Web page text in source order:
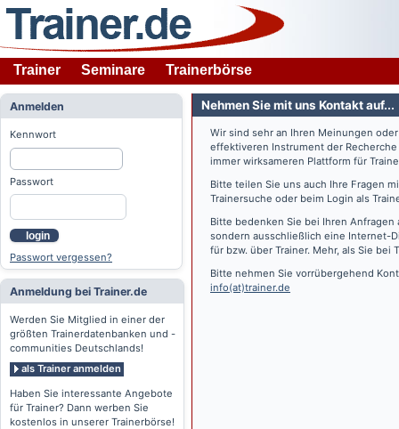
Trainer Seminare Trainerbörse
Anmelden
Kennwort
Passwort
login
Passwort vergessen?
Anmeldung bei Trainer.de
Werden Sie Mitglied in einer der
größten Trainerdatenbanken und -
communities Deutschlands!
als Trainer anmelden
Haben Sie interessante Angebote
für Trainer? Dann werben Sie
kostenlos in unserer Trainerbörse!
Nehmen Sie mit uns Kontakt auf...
Wir sind sehr an Ihren Meinungen
effektiveren Instrument der
immer wirksameren Plattform für
Bitte teilen Sie uns auch Ihre Fragen
Trainersuche oder beim Login als
Bitte bedenken Sie bei Ihren
sondern ausschließlich eine Internet-
für bzw. über Trainer. Mehr, als Sie bei
Bitte nehmen Sie vorrübergehend
info(at)trainer.de